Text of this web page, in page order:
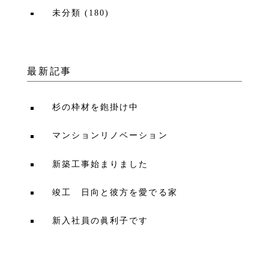
未分類 ( 180)
最新記事
杉の枠材を鉋掛け中
マンションリノベーション
新築工事始まりました
竣工 日向と彼方を愛でる家
新入社員の眞利子です